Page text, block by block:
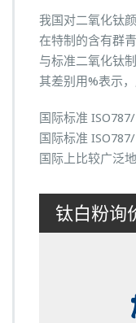
我国对二氧化钛
在特制的含有群
与标准二氧化钛
其差别用%表示
国际标准
国际标准
国际上比较广泛
钛白粉询